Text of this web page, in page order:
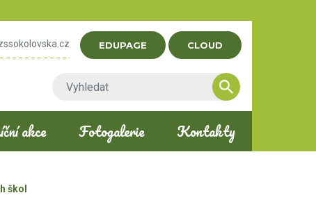
EDUPAGE CLOUD
akce Fotogalerie Kontakty
škol